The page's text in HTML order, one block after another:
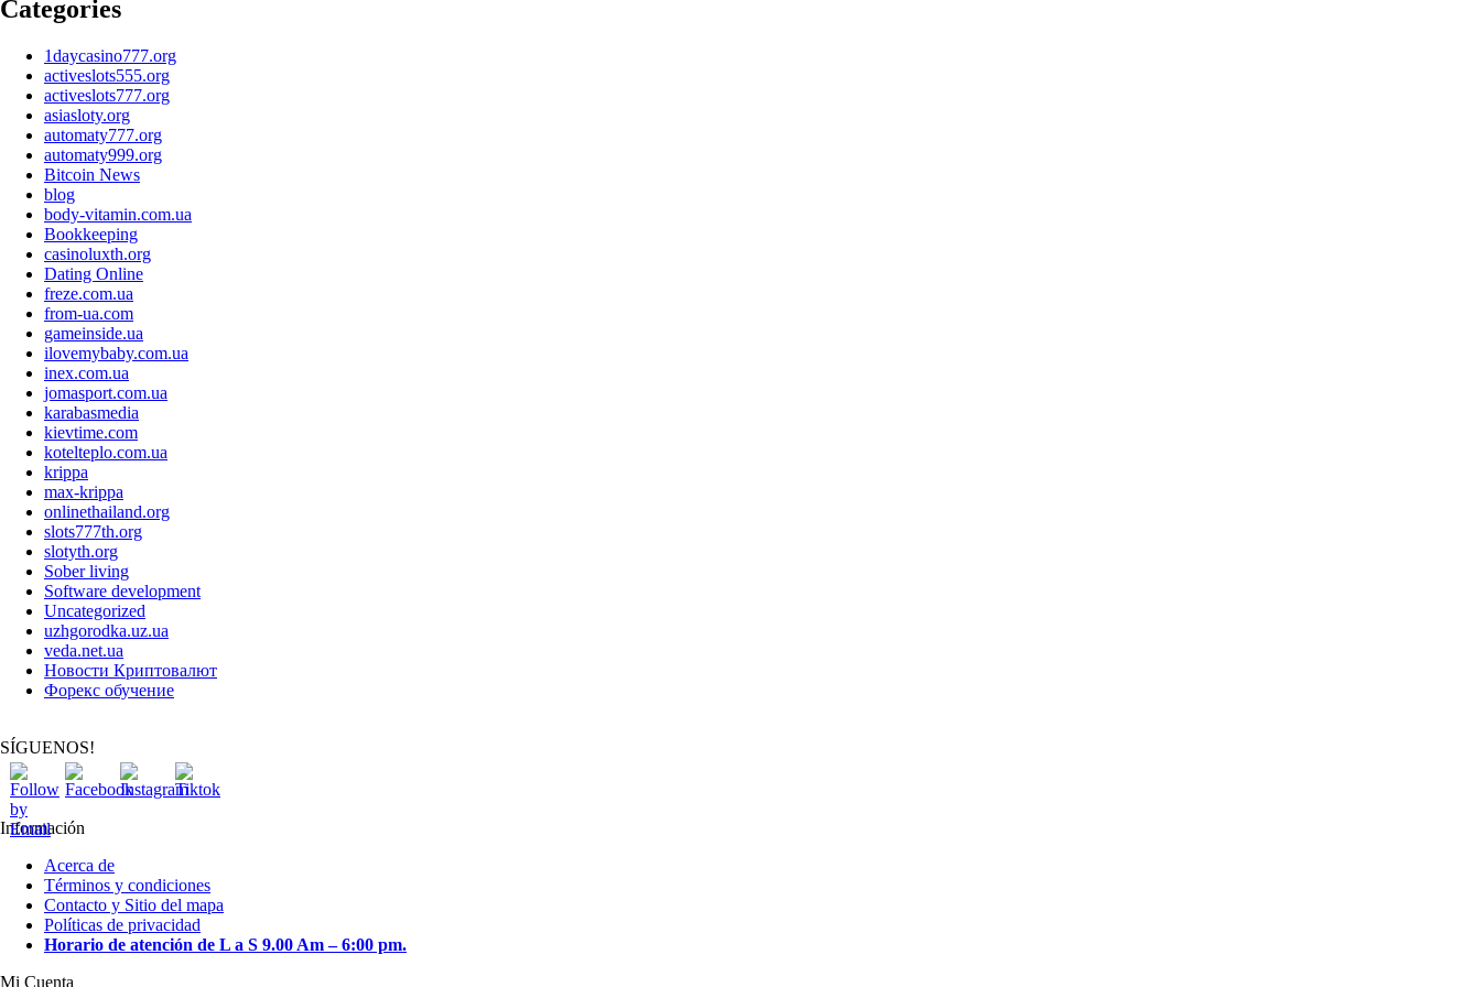
Categories
1daycasino777.org
activeslots555.org
activeslots777.org
asiasloty.org
automaty777.org
automaty999.org
Bitcoin News
blog
body-vitamin.com.ua
Bookkeeping
casinoluxth.org
Dating Online
freze.com.ua
from-ua.com
gameinside.ua
ilovemybaby.com.ua
inex.com.ua
jomasport.com.ua
karabasmedia
kievtime.com
kotelteplo.com.ua
krippa
max-krippa
onlinethailand.org
slots777th.org
slotyth.org
Sober living
Software development
Uncategorized
uzhgorodka.uz.ua
veda.net.ua
Новости Криптовалют
Форекс обучение
SÍGUENOS!
Información
Acerca de
Términos y condiciones
Contacto y Sitio del mapa
Políticas de privacidad
Horario de atención de L a S 9.00 Am – 6:00 pm.
Mi Cuenta